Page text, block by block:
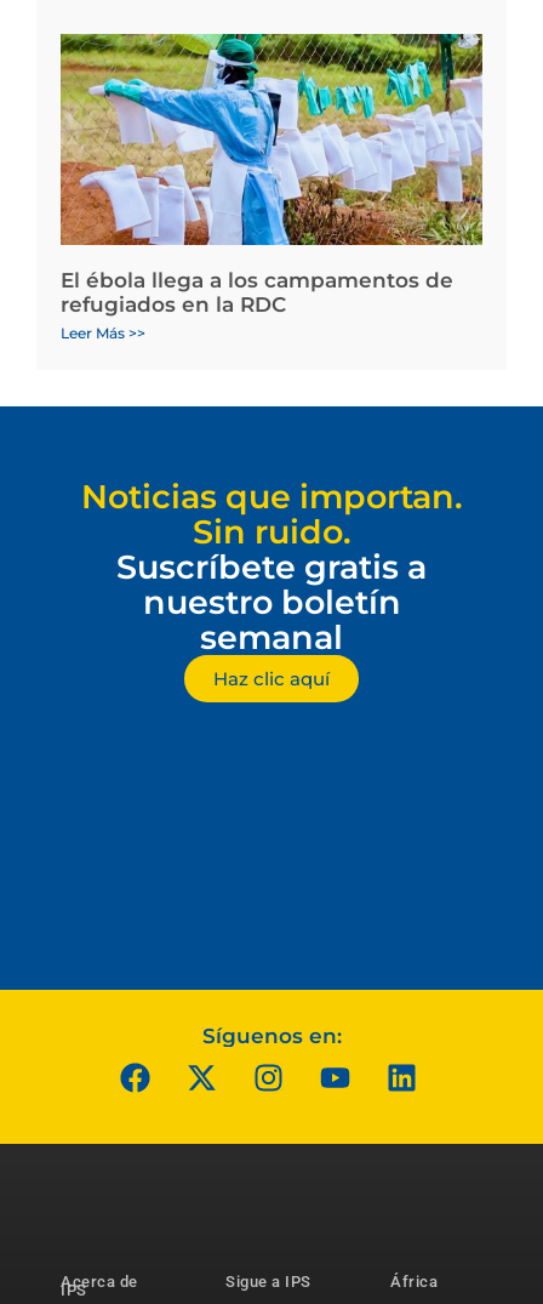
El ébola llega a los campamentos de
refugiados en la RDC
Leer Más >>
Noticias que importan.
Sin ruido.
Suscríbete gratis a
nuestro boletín
semanal
Haz clic aquí
Síguenos en:
Acerca de
IPS
Sigue a IPS
África